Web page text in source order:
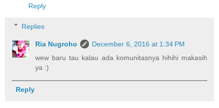
Reply
Replies
Ria Nugroho
December 6, 2016 at 1:34 PM
wew baru tau kalau ada komunitasnya hihihi makasih
ya :)
Reply